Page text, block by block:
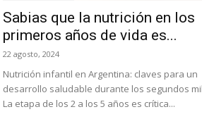
Sabias que la nutrición en los
primeros años de vida es...
22 agosto, 2024
Nutrición infantil en Argentina: claves para un
desarrollo saludable durante los segundos
La etapa de los 2 a los 5 años es crítica...